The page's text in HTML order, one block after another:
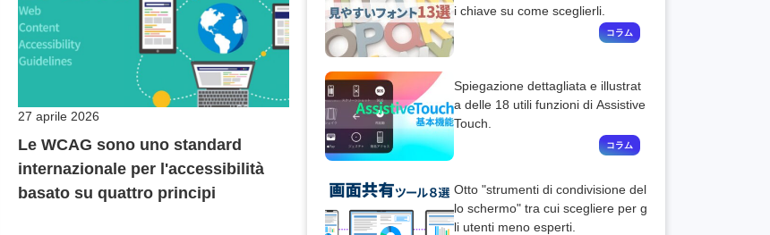
27 aprile 2026
Le WCAG sono uno standard
internazionale per l'accessibilità
basato su quattro principi
i chiave su come sceglierli.
Spiegazione dettagliata e illustrat
a delle 18 utili funzioni di Assistive
Touch.
Otto "strumenti di condivisione del
lo schermo" tra cui scegliere per g
li utenti meno esperti.